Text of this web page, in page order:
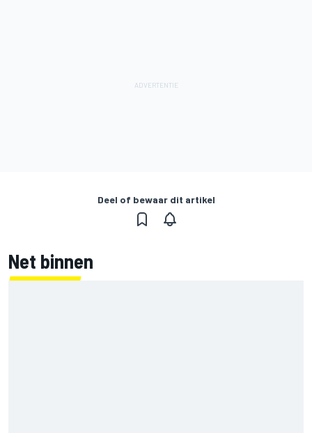
Deel of bewaar dit artikel
Net binnen